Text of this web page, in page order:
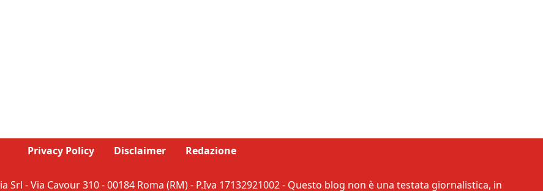
Privacy Policy Disclaimer Redazione
- Via Cavour 310 - 00184 Roma (RM) - P.Iva 17132921002 - Questo blog non è una testata giornalistica, in